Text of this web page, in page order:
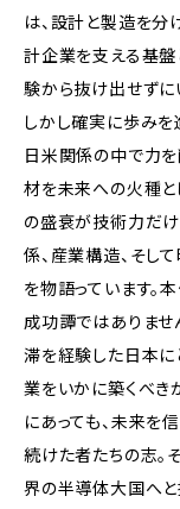
は、設計と製造を
計企業を支える基
験から抜け出せずに
しかし確実に歩みを
日米関係の中で力
材を未来への火種と
の盛衰が技術力だけ
係、産業構造、そし
を物語っています。
成功譚ではありませ
滞を経験した日本に
業をいかに築くべき
にあっても、未来を
続けた者たちの志。
界の半導体大国へと